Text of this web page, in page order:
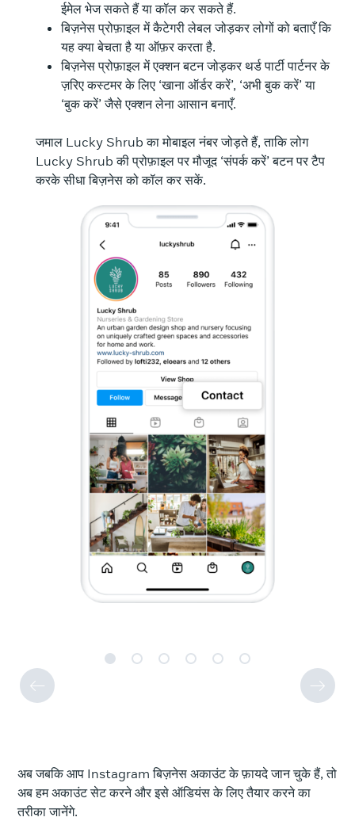
ईमेल भेज सकते हैं या कॉल कर सकते हैं.
बिज़नेस प्रोफ़ाइल में कैटेगरी लेबल जोड़कर लोगों को बताएँ कि
यह क्या बेचता है या ऑफ़र करता है.
बिज़नेस प्रोफ़ाइल में एक्शन बटन जोड़कर थर्ड पार्टी पार्टनर के
ज़रिए कस्टमर के लिए ‘खाना ऑर्डर करें’, ‘अभी बुक करें’ या
‘बुक करें’ जैसे एक्शन लेना आसान बनाएँ.
जमाल Lucky Shrub का मोबाइल नंबर जोड़ते हैं, ताकि लोग
Lucky Shrub की प्रोफ़ाइल पर मौजूद ‘संपर्क करें’ बटन पर टैप
करके सीधा बिज़नेस को कॉल कर सकें.
अब जबकि आप Instagram बिज़नेस अकाउंट के फ़ायदे जान चुके हैं, तो
अब हम अकाउंट सेट करने और इसे ऑडियंस के लिए तैयार करने का
तरीका जानेंगे.